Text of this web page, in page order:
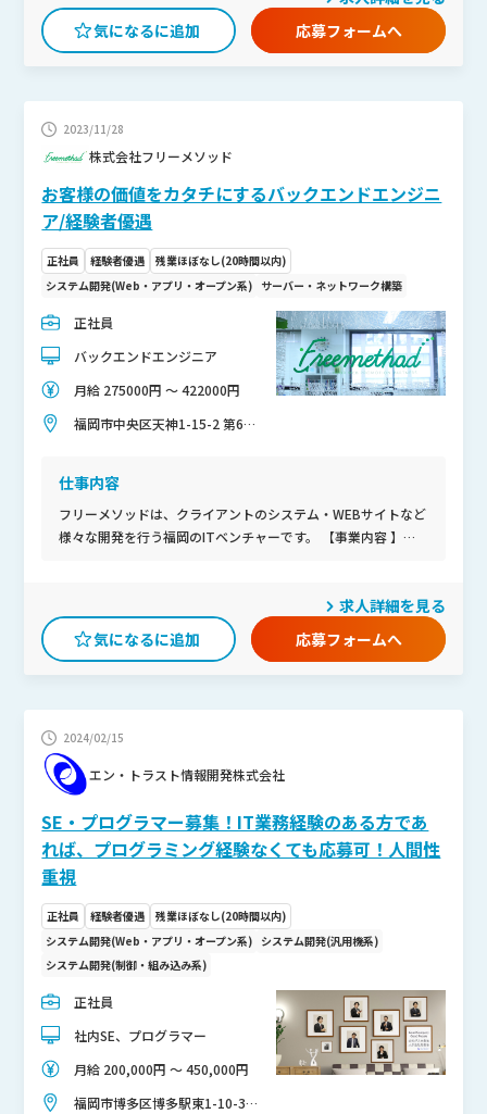
ク事業の新メンバーとして変革を楽しみながら、GAXにしかで
きないことを一緒に発見・伸ばしていただける方のご応募をお
待ちしております。 自社プロダクト開発をはじめ、社内の業
す。 顧客の価値が必要な人に正しく伝わることを価値観とし
て、情報技術の観点から広告制作業界にアプローチしていきま
他県からのフルリモートもご相談可能です
応募フォームへ
株式会社フリーメソッド
2023/11/28
お客様の価値をカタチにするバックエンドエンジニ
ア/経験者優遇
正社員 経験者優遇
残業ほぼなし(20時間以内)
システム開発(Web・アプリ・オープン系) サーバー・ネットワーク構築
正社員
バックエンドエンジニア
月給 275000円 〜 422000円
福岡市中央区天神1-15-2 第6明
仕事内容
フリーメソッドは、クライアントのシステム・WEBサイトなど
様々な開発を行う福岡のITベンチャーです。 【事業内容 】ア
サルティング等 SES事業：Webサイト企画・デザイン制作・シ
ステム開発における人材提供/オフショア開発【会社の雰囲
気】男女比は8：2。幅広い年代のメンバーが活躍していま
す。 社内には、Webディレクター・エンジニア・デザイナーな
係もなく、フラットで風通しの良い環境 ✔分からないことでも
聞きやすい環境 ✔新たな領域にもチャレンジ可能！成長しやす
い環境です。
求人詳細を見る
応募フォームへ
エン・トラスト情報開発株式会社
2024/02/15
SE・プログラマー募集！IT業務経験のある方であ
れば、プログラミング経験なくても応募可！人間性
重視
正社員 経験者優遇
残業ほぼなし(20時間以内)
システム開発(Web・アプリ・オープン系) システム開発(汎用機系)
システム開発(制御・組み込み系)
正社員
社内SE、プログラマー
月給 200,000円 〜 450,000円
福岡市博多区博多駅東1-10-35